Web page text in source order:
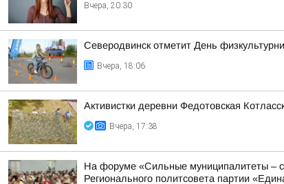
Вчера, 20:30
Северодвинск отметит День
Вчера, 18:06
Активистки деревни Федотовская
Вчера, 17:38
На форуме «Сильные муниципалитеты –
Регионального политсовета партии